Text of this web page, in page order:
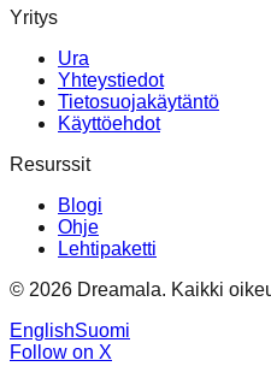
Yritys
Ura
Yhteystiedot
Tietosuojakäytäntö
Käyttöehdot
Resurssit
Blogi
Ohje
Lehtipaketti
© 2026 Dreamala. Kaikki
EnglishSuomi
Follow on X